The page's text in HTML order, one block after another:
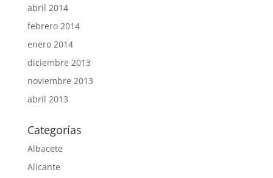
abril 2014
febrero 2014
enero 2014
diciembre 2013
noviembre 2013
abril 2013
Categorías
Albacete
Alicante